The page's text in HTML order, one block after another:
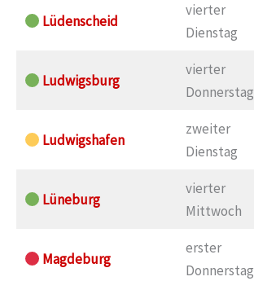
Lüdenscheid
vierter
Dienstag
Ludwigsburg
vierter
Donnerstag
Ludwigshafen
zweiter
Dienstag
Lüneburg
vierter
Mittwoch
Magdeburg
erster
Donnerstag